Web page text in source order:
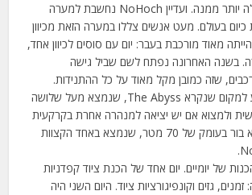
מערכת מערות גדולה יותר ממנה. ועדיין NoHoch נחשבת למערה
כיום בעולם. מעט אנשים צללו במערה הזאת מכיוון
מאוד מורכבת בעבר: יום עם סוסים לכיוון אחד,
בשנה האחרונה נפתח לשם שביל גישה
שזה כמובן מקל מאוד על כל ההתנידות.
הכוונה הייתה להגיע למקום שנקרא The Abyss, שנמצא מעל שלושה
ולמצוא אם יש יציאה למנהרה אחרת בקרקעית
שלה. ה- Abyss הוא בור בעומק של 70 מטר, שנמצא באחד הקצוות
של יומיים. יום אחד של הכנת ציוד קפדניות
זמנים, גזים וקונפיגורציות ציוד. היום השני היה